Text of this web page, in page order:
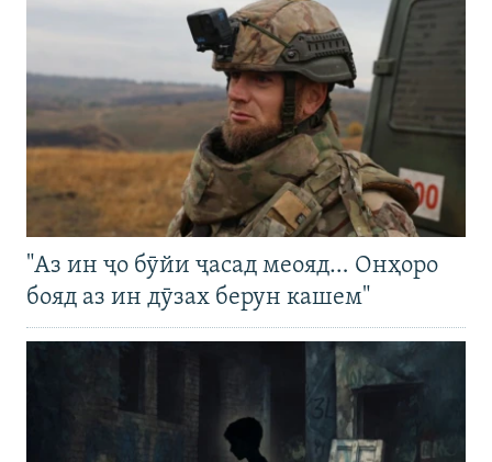
"Аз ин ҷо бӯйи ҷасад меояд… Онҳоро
бояд аз ин дӯзах берун кашем"